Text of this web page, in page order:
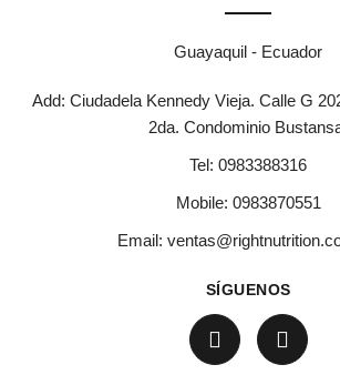
Guayaquil - Ecuador
Add: Ciudadela Kennedy Vieja. Calle G
2da. Condominio
Tel: 0983388316
Mobile: 0983870551
Email:
SÍGUENOS